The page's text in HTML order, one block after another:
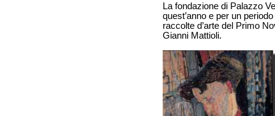
La fondazione di Palazzo
quest’anno e per un
raccolte d’arte del Primo
Gianni Mattioli.